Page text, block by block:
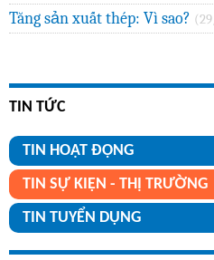
Tăng sản xuất thép: Vì sao?
TIN TỨC
TIN HOẠT ĐỘNG
TIN SỰ KIỆN - THỊ TRƯỜNG
TIN TUYỂN DỤNG